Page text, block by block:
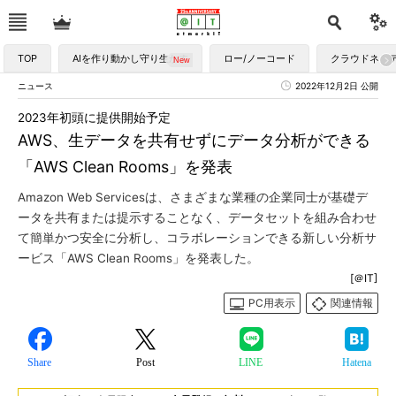
TOP AIを作り動かし守り生かす ロー/ノーコード クラウドネイ
ニュース 2022年12月2日 公開
AWS、生データを共有せずにデータ分析ができる
「AWS Clean Rooms」を発表
2023年初頭に提供開始予定
Amazon Web Servicesは、さまざまな業種の企業同士が基礎デ
ータを共有または提示することなく、データセットを組み合わせ
て簡単かつ安全に分析し、コラボレーションできる新しい分析サ
ービス「AWS Clean Rooms」を発表した。
[＠IT]
PC用表示
関連情報
Share Post LINE Hatena